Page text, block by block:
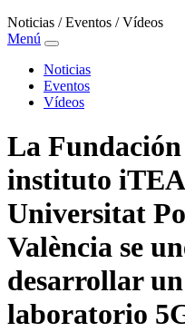
Noticias / Eventos / Vídeos
Menú
Noticias
Eventos
Vídeos
La
instituto
Universitat
València se
desarrollar
laboratorio